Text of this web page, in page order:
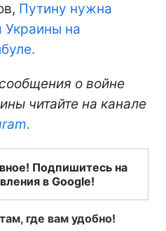
Путину нужна
Украины на
о войне
читайте на канале
Подпишитесь на
в Google!
где вам удобно!